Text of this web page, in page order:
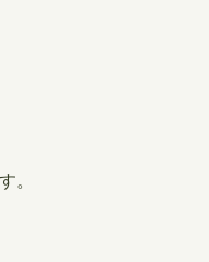
。